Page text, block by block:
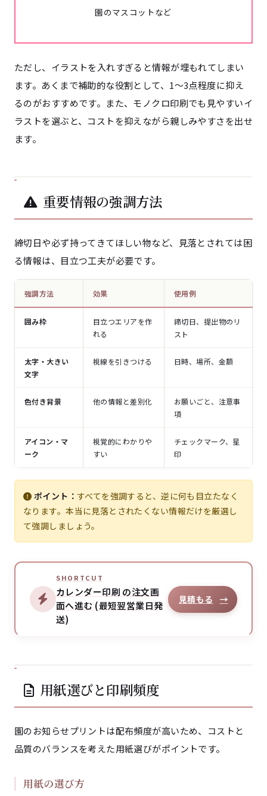
園のマスコットなど
ただし、イラストを入れすぎると情報が埋もれてしまい
ます。あくまで補助的な役割として、1〜3点程度に抑え
るのがおすすめです。また、モノクロ印刷でも見やすいイ
ラストを選ぶと、コストを抑えながら親しみやすさを出せ
ます。
重要情報の強調方法
締切日や必ず持ってきてほしい物など、見落とされては困
る情報は、目立つ工夫が必要です。
強調方法 効果 使用例
囲み枠
目立つエリアを作
れる
締切日、提出物のリ
スト
太字・大きい
文字
視線を引きつける 日時、場所、金額
色付き背景 他の情報と差別化
お願いごと、注意事
項
アイコン・マ
ーク
視覚的にわかりや
すい
チェックマーク、星
印
ポイント： すべてを強調すると、逆に何も目立たなく
なります。本当に見落とされたくない情報だけを厳選し
て強調しましょう。
SHORTCUT
カレンダー印刷 の注文画
面へ進む (最短翌営業日発
送)
見積もる →
用紙選びと印刷頻度
園のお知らせプリントは配布頻度が高いため、コストと
品質のバランスを考えた用紙選びがポイントです。
用紙の選び方